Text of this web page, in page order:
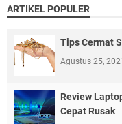
ARTIKEL POPULER
Tips Cermat
Agustus 25, 2021
Review
Cepat Rusak